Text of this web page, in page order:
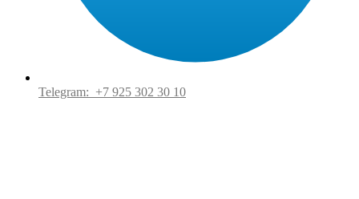
Telegram: +7 925 302 30 10